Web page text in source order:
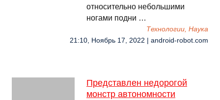
относительно небольшими
ногами подни …
Технологии, Наука
21:10, Ноябрь 17, 2022 | android-robot.com
Представлен недорогой
монстр автономности